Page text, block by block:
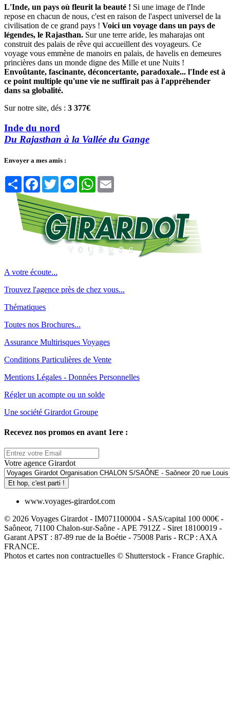
L'Inde, un pays où fleurit la beauté ! Si une image de l'Inde
repose en chacun de nous, c'est en raison de l'aspect universel de la
civilisation de ce grand pays ! Voici un voyage dans un pays de
légendes, le Rajasthan. Sur une terre aride, les maharajas ont
construit des palais de rêve qui accueillent des voyageurs. Ce
voyage vous emmène de manoirs en palais, de havelis en demeures
princières dans un monde digne des Mille et une Nuits !
Envoûtante, fascinante, déconcertante, paradoxale... l'Inde est à
ce point multiple qu'une vie ne suffirait pas à l'appréhender
dans sa globalité.
Sur notre site, dés : 3 377€
Inde du nord
Du Rajasthan à la Vallée du Gange
Envoyer a mes amis :
PartagerFacebook
TwitterMessengerWhatsApp
A votre écoute...
Trouvez l'agence près de chez vous...
Thématiques
Toutes nos Brochures...
Assurance Multirisques Voyages
Conditions Particulières de Vente
Mentions Légales - Données Personnelles
Régler un acompte ou un solde
Une société Girardot Groupe
Recevez nos promos en avant 1ere :
Votre agence Girardot
Et hop, c'est parti !
www.voyages-girardot.com
© 2026 Voyages Girardot - IM071100004 - SAS/capital 100 000€ -
Saôneor, 71100 Chalon-sur-Saône - APE 7912Z - Siret 18100019 -
Garant APST : 87-89 rue de la Boétie - 75008 Paris - RCP : AXA
FRANCE.
Photos et cartes non contractuelles © Shutterstock - France Graphic.